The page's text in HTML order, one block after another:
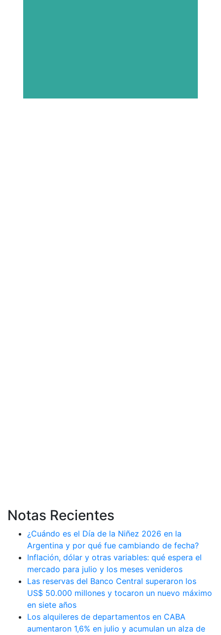
Notas Recientes
¿Cuándo es el Día de la Niñez 2026 en la
Argentina y por qué fue cambiando de fecha?
Inflación, dólar y otras variables: qué espera el
mercado para julio y los meses venideros
Las reservas del Banco Central superaron los
US$ 50.000 millones y tocaron un nuevo máximo
en siete años
Los alquileres de departamentos en CABA
aumentaron 1,6% en julio y acumulan un alza de